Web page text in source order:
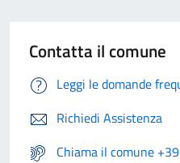
Contatta il comune
Leggi le domande
Richiedi Assistenza
Chiama il comune